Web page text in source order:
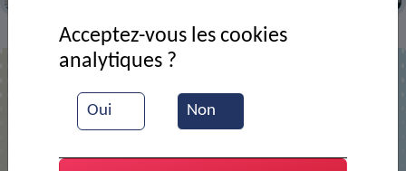
> Contact >TRANSPORT EXPRESS FEDEX
TRANSPORT EXPRESS FEDEX
Oui Non
Acceptez-vous les cookies
analytiques ?